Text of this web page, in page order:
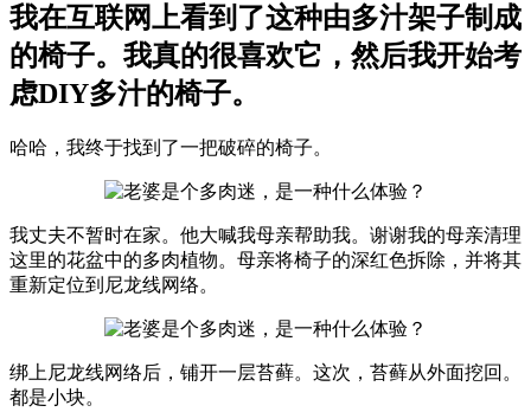
我在互联网上看到了这种由多汁架子制成
的椅子。我真的很喜欢它，然后我开始考
虑DIY多汁的椅子。
哈哈，我终于找到了一把破碎的椅子。
我丈夫不暂时在家。他大喊我母亲帮助我。谢谢我的母亲清理
这里的花盆中的多肉植物。母亲将椅子的深红色拆除，并将其
重新定位到尼龙线网络。
绑上尼龙线网络后，铺开一层苔藓。这次，苔藓从外面挖回。
都是小块。